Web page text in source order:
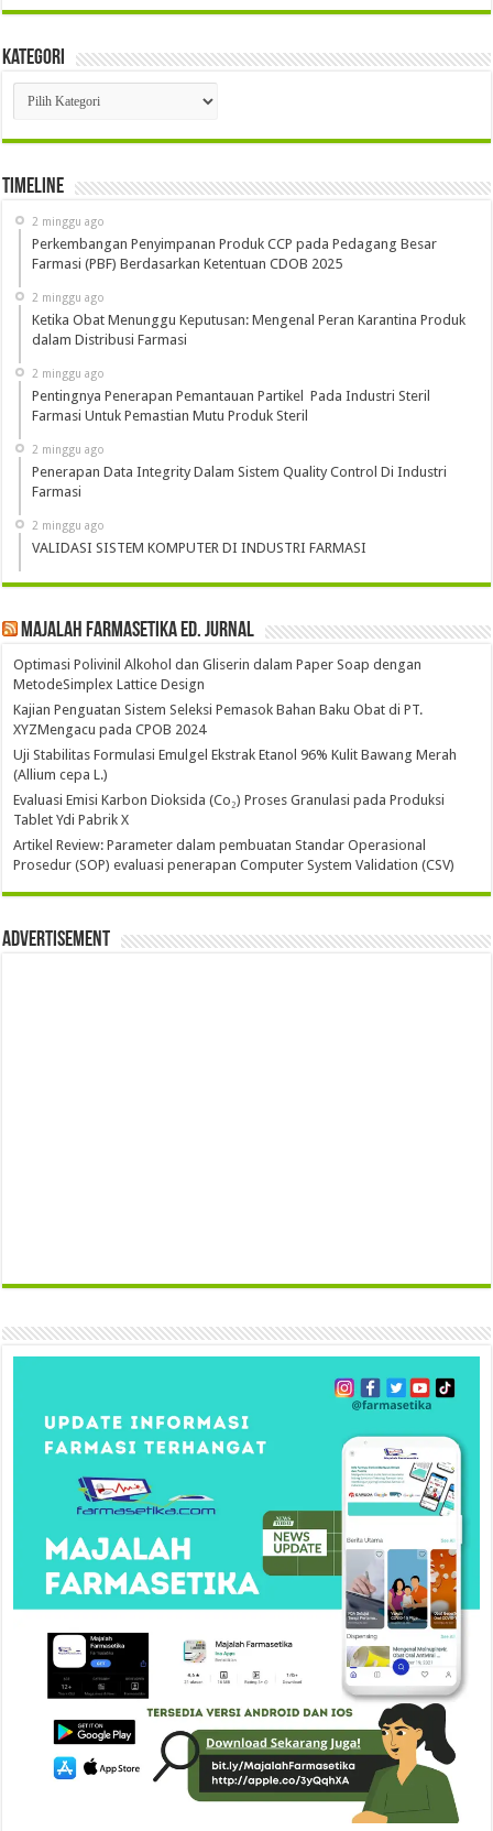
Kategori
Kategori
Timeline
2 minggu ago
Perkembangan Penyimpanan Produk CCP pada Pedagang Besar
Farmasi (PBF) Berdasarkan Ketentuan CDOB 2025
2 minggu ago
Ketika Obat Menunggu Keputusan: Mengenal Peran Karantina Produk
dalam Distribusi Farmasi
2 minggu ago
Pentingnya Penerapan Pemantauan Partikel Pada Industri Steril
Farmasi Untuk Pemastian Mutu Produk Steril
2 minggu ago
Penerapan Data Integrity Dalam Sistem Quality Control Di Industri
Farmasi
2 minggu ago
VALIDASI SISTEM KOMPUTER DI INDUSTRI FARMASI
Majalah Farmasetika Ed. Jurnal
Optimasi Polivinil Alkohol dan Gliserin dalam Paper Soap dengan
MetodeSimplex Lattice Design
Kajian Penguatan Sistem Seleksi Pemasok Bahan Baku Obat di PT.
XYZMengacu pada CPOB 2024
Uji Stabilitas Formulasi Emulgel Ekstrak Etanol 96% Kulit Bawang Merah
(Allium cepa L.)
Evaluasi Emisi Karbon Dioksida (Co₂) Proses Granulasi pada Produksi
Tablet Ydi Pabrik X
Artikel Review: Parameter dalam pembuatan Standar Operasional
Prosedur (SOP) evaluasi penerapan Computer System Validation (CSV)
Advertisement